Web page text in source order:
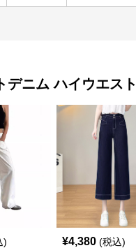
デニム ハイウエスト
) ¥4,380 (税込)